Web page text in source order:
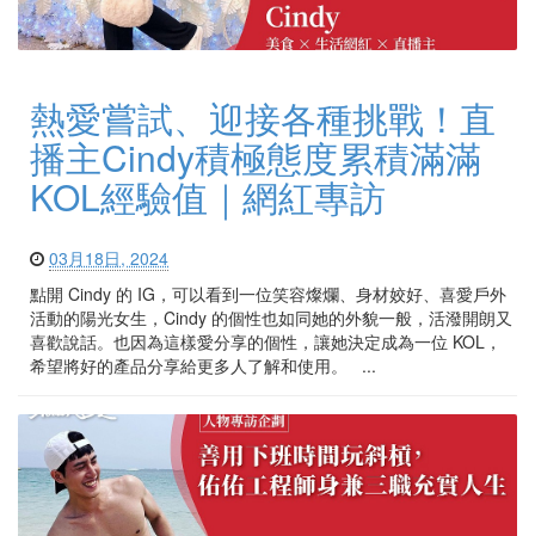
熱愛嘗試、迎接各種挑戰！直
播主Cindy積極態度累積滿滿
KOL經驗值｜網紅專訪
03月18日, 2024
點開 Cindy 的 IG，可以看到一位笑容燦爛、身材姣好、喜愛戶外
活動的陽光女生，Cindy 的個性也如同她的外貌一般，活潑開朗又
喜歡說話。也因為這樣愛分享的個性，讓她決定成為一位 KOL，
希望將好的產品分享給更多人了解和使用。 ...